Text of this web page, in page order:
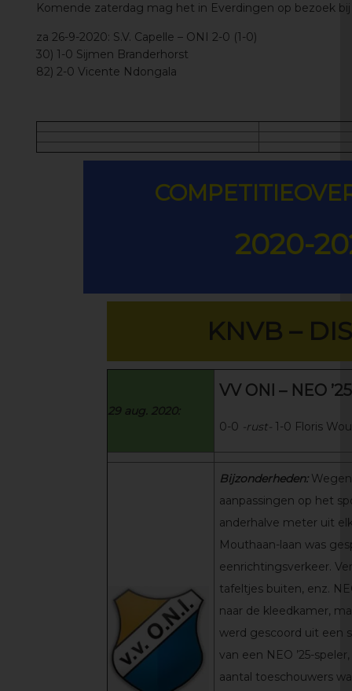
Komende zaterdag mag het in Everdingen op bezoek bij
za 26-9-2020: S.V. Capelle – ONI 2-0 (1-0)
30) 1-0 Sijmen Branderhorst
82) 2-0 Vicente Ndongala
2020-
KNVB –
29 aug. 2020:
VV ONI – NEO
0-0 -rust- 1-0 Floris
Bijzonderheden:
aanpassingen op het
anderhalve meter uit
Mouthaan-laan was
eenrichtingsverkeer.
tafeltjes buiten, enz.
naar de kleedkamer,
werd gescoord uit een
van een NEO ’25-
aantal toeschouwers